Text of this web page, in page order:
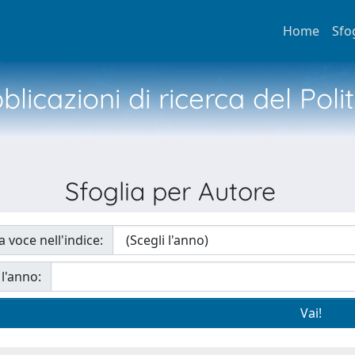
Home
di ricerca del
Sfoglia per Autore
voce nell'indice: